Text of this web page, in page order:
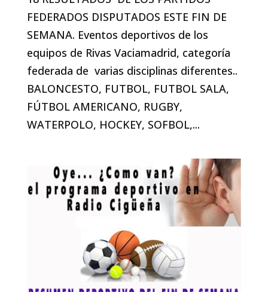
FEDERADOS DISPUTADOS ESTE FIN DE
SEMANA. Eventos deportivos de los
equipos de Rivas Vaciamadrid, categoría
federada de varias disciplinas diferentes..
BALONCESTO, FUTBOL, FUTBOL SALA,
FÚTBOL AMERICANO, RUGBY,
WATERPOLO, HOCKEY, SOFBOL,...